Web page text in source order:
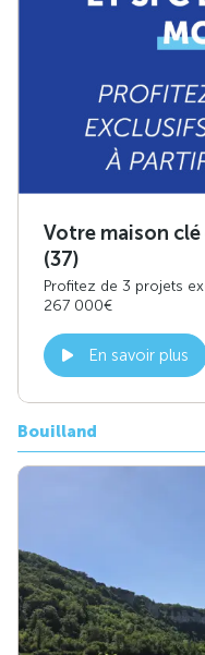
Votre maison clé
(37)
Profitez de 3 projets
267 000€
En savoir plus
Bouilland